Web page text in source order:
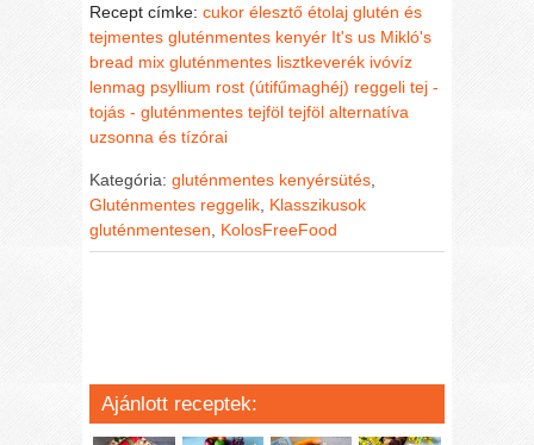
Recept címke:cukor élesztő étolaj glutén és
tejmentes gluténmentes kenyér It's us Mikló's
bread mix gluténmentes lisztkeverék ivóvíz
lenmag psyllium rost (útifűmaghéj) reggeli tej -
tojás - gluténmentes tejföl tejföl alternatíva
uzsonna és tízórai
Kategória:gluténmentes kenyérsütés
Gluténmentes reggelik Klasszikusok
gluténmentesen
KolosFreeFood
Ajánlott receptek: